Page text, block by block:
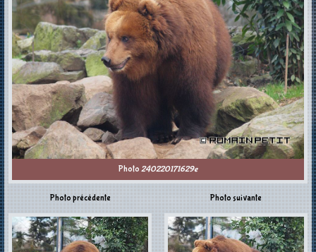
Photo 240220171629e
Photo précédente Photo suivante